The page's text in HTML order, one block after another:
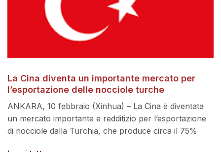
La Cina diventa un importante mercato per
l’esportazione delle nocciole turche
ANKARA, 10 febbraio (Xinhua) – La Cina è diventata
un mercato importante e redditizio per l’esportazione
di nocciole dalla Turchia, che produce circa il 75%